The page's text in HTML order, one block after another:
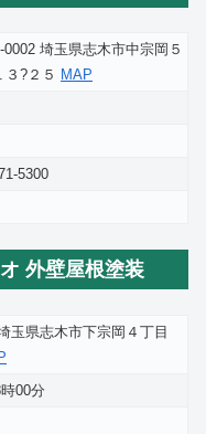
0002 埼玉県志木市中宗岡５
３?２５
MAP
5300
外壁屋根塗装
玉県志木市下宗岡４丁目
00分